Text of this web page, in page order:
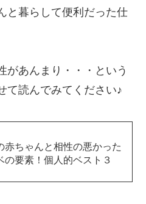
と暮らして便利だった仕
があんまり・・・という
て読んでみてください♪
赤ちゃんと相性の悪かった
の要素！個人的ベスト３